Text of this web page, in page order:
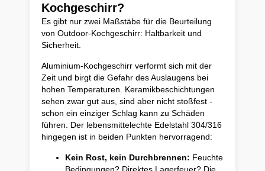
Kochgeschirr?
Es gibt nur zwei Maßstäbe für die Beurteilung
von Outdoor-Kochgeschirr: Haltbarkeit und
Sicherheit.
Aluminium-Kochgeschirr verformt sich mit der
Zeit und birgt die Gefahr des Auslaugens bei
hohen Temperaturen. Keramikbeschichtungen
sehen zwar gut aus, sind aber nicht stoßfest -
schon ein einziger Schlag kann zu Schäden
führen. Der lebensmittelechte Edelstahl 304/316
hingegen ist in beiden Punkten hervorragend:
Kein Rost, kein Durchbrennen: Feuchte